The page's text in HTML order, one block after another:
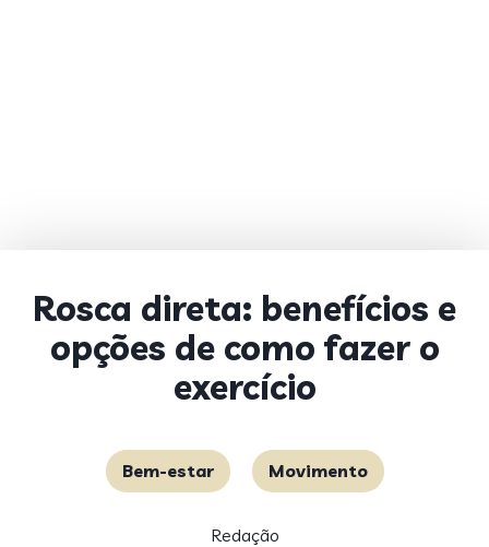
Rosca direta: benefícios e
opções de como fazer o
exercício
Bem-estar Movimento
Redação